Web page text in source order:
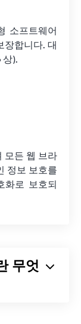
소프트웨어
장합니다. 대
상).
모든 웹 브라
정보 보호를
화로 보호되
무엇